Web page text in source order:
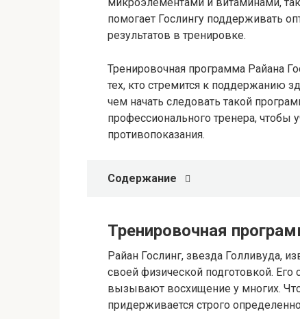
помогает Гослингу поддерживать
результатов в тренировке.
Тренировочная программа Райана
тех, кто стремится к поддержанию
чем начать следовать такой
профессионального тренера, чтобы
противопоказания.
Содержание
Тренировочная
Райан Гослинг, звезда Голливуда,
своей физической подготовкой.
вызывают восхищение у многих.
придерживается строго